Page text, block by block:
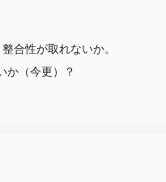
合性が取れないか。
か（今更）？